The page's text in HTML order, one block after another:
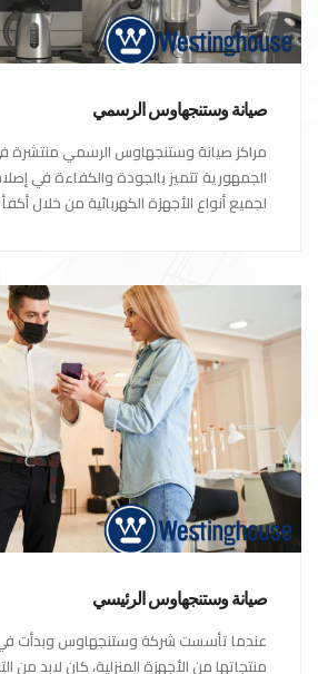
صيانة وستنجهاوس الرسمي
مراكز صيانة وستنجهاوس الرسمي منتشرة
الجمهورية تتميز بالجودة والكفاءة في
لجميع أنواع الأجهزة الكهربائية من خلال
صيانة وستنجهاوس الرئيسي
عندما تأسست شركة وستنجهاوس وبدأت
منتجاتها من الأجهزة المنزلية، كان لابد من